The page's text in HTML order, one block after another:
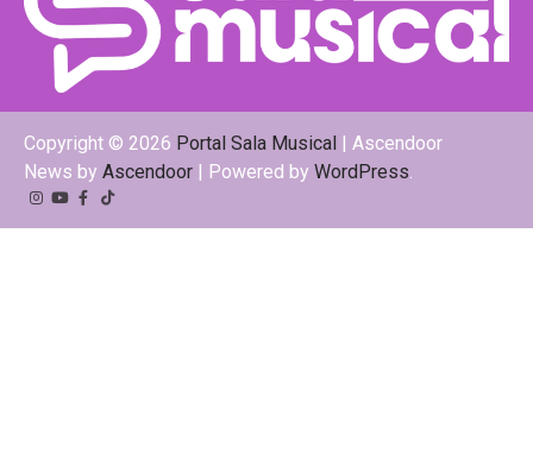
Copyright © 2026 Portal Sala Musical | Ascendoor
News by Ascendoor | Powered by WordPress
Instagram
YouTube
Facebook
Tiktok